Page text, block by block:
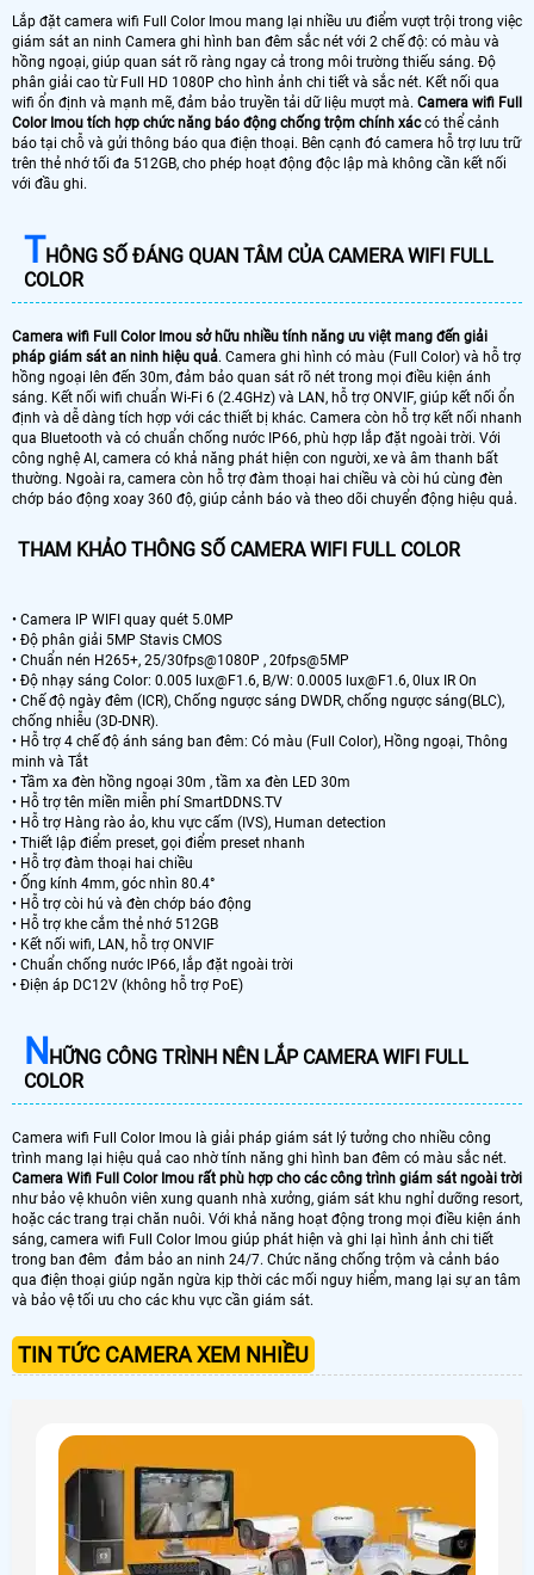
Lắp đặt camera wifi Full Color Imou mang lại nhiều ưu điểm vượt trội trong việc
giám sát an ninh Camera ghi hình ban đêm sắc nét với 2 chế độ: có màu và
hồng ngoại, giúp quan sát rõ ràng ngay cả trong môi trường thiếu sáng. Độ
phân giải cao từ Full HD 1080P cho hình ảnh chi tiết và sắc nét. Kết nối qua
wifi ổn định và mạnh mẽ, đảm bảo truyền tải dữ liệu mượt mà. Camera wifi Full
Color Imou tích hợp chức năng báo động chống trộm chính xáccó thể cảnh
báo tại chỗ và gửi thông báo qua điện thoại. Bên cạnh đó camera hỗ trợ lưu trữ
trên thẻ nhớ tối đa 512GB, cho phép hoạt động độc lập mà không cần kết nối
với đầu ghi.
THÔNG SỐ ĐÁNG QUAN TÂM CỦA CAMERA WIFI FULL
COLOR
Camera wifi Full Color Imou sở hữu nhiều tính năng ưu việt mang đến giải
pháp giám sát an ninh hiệu quả. Camera ghi hình có màu (Full Color) và hỗ trợ
hồng ngoại lên đến 30m, đảm bảo quan sát rõ nét trong mọi điều kiện ánh
sáng. Kết nối wifi chuẩn Wi-Fi 6 (2.4GHz) và LAN, hỗ trợ ONVIF, giúp kết nối ổn
định và dễ dàng tích hợp với các thiết bị khác. Camera còn hỗ trợ kết nối nhanh
qua Bluetooth và có chuẩn chống nước IP66, phù hợp lắp đặt ngoài trời. Với
công nghệ AI, camera có khả năng phát hiện con người, xe và âm thanh bất
thường. Ngoài ra, camera còn hỗ trợ đàm thoại hai chiều và còi hú cùng đèn
chớp báo động xoay 360 độ, giúp cảnh báo và theo dõi chuyển động hiệu quả.
THAM KHẢO THÔNG SỐ CAMERA WIFI FULL COLOR
• Camera IP WIFI quay quét 5.0MP
• Độ phân giải 5MP Stavis CMOS
• Chuẩn nén H265+, 25/30fps@1080P , 20fps@5MP
• Độ nhạy sáng Color: 0.005 lux@F1.6, B/W: 0.0005 lux@F1.6, 0lux IR On
• Chế độ ngày đêm (ICR), Chống ngược sáng DWDR, chống ngược sáng(BLC),
chống nhiễu (3D-DNR).
• Hỗ trợ 4 chế độ ánh sáng ban đêm: Có màu (Full Color), Hồng ngoại, Thông
minh và Tắt
• Tầm xa đèn hồng ngoại 30m , tầm xa đèn LED 30m
• Hỗ trợ tên miền miễn phí SmartDDNS.TV
• Hỗ trợ Hàng rào ảo, khu vực cấm (IVS), Human detection
• Thiết lập điểm preset, gọi điểm preset nhanh
• Hỗ trợ đàm thoại hai chiều
• Ống kính 4mm, góc nhìn 80.4°
• Hỗ trợ còi hú và đèn chớp báo động
• Hỗ trợ khe cắm thẻ nhớ 512GB
• Kết nối wifi, LAN, hỗ trợ ONVIF
• Chuẩn chống nước IP66, lắp đặt ngoài trời
• Điện áp DC12V (không hỗ trợ PoE)
NHỮNG CÔNG TRÌNH NÊN LẮP CAMERA WIFI FULL
COLOR
Camera wifi Full Color Imou là giải pháp giám sát lý tưởng cho nhiều công
trình mang lại hiệu quả cao nhờ tính năng ghi hình ban đêm có màu sắc nét.
Camera Wifi Full Color Imou rất phù hợp cho các công trình giám sát ngoài trời
như bảo vệ khuôn viên xung quanh nhà xưởng, giám sát khu nghỉ dưỡng resort,
hoặc các trang trại chăn nuôi. Với khả năng hoạt động trong mọi điều kiện ánh
sáng, camera wifi Full Color Imou giúp phát hiện và ghi lại hình ảnh chi tiết
trong ban đêm đảm bảo an ninh 24/7. Chức năng chống trộm và cảnh báo
qua điện thoại giúp ngăn ngừa kịp thời các mối nguy hiểm, mang lại sự an tâm
và bảo vệ tối ưu cho các khu vực cần giám sát.
TIN TỨC CAMERA XEM NHIỀU